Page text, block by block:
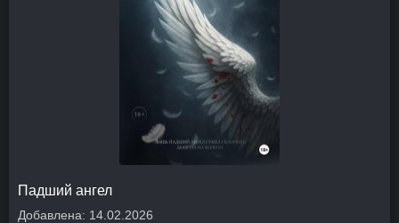
Падший ангел
Добавлена: 14.02.2026